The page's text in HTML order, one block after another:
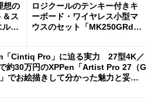
想の
ス
ルゴ
ロジクールのテンキー付きキ
ーボード・ワイヤレス小型マ
ウスのセット「MK250GRd」
「Cintiq Pro」に迫る実力 27型4K／
約30万円のXPPen「Artist Pro 27（G
でお絵描きして分かった魅力と妥協